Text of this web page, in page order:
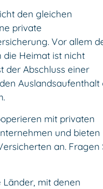
den gleichen
private
Vor allem
Heimat ist nicht
der Abschluss einer
Auslandsaufenthalt
mit privaten
und bieten
an. Fragen
mit denen